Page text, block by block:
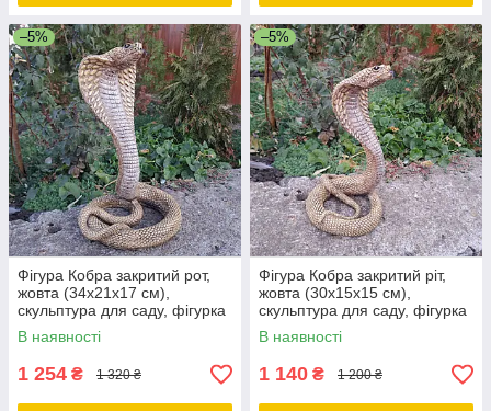
–5%
Фігура Кобра закритий рот,
жовта (34х21х17 см),
скульптура для саду, фігурка
змії з полістоуну
В наявності
1 254 ₴ 1 320 ₴
–5%
Фігура Кобра закритий ріт,
жовта (30х15х15 см),
скульптура для саду, фігурка
змії з полістоуну
В наявності
1 140 ₴ 1 200 ₴